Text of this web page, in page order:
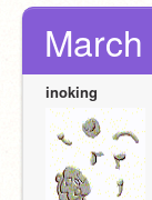
inoking